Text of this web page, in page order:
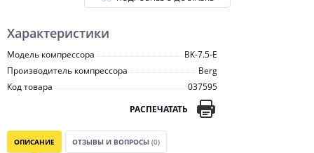
Характеристики
Модель компрессора
ВК-7.5-E
Производитель компрессора
Berg
Код товара
037595
РАСПЕЧАТАТЬ
ОПИСАНИЕ ОТЗЫВЫ И ВОПРОСЫ (0)